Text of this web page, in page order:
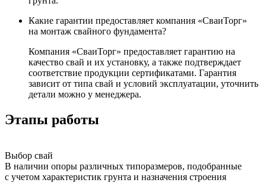
Какие гарантии предоставляет компания «СваиТорг»
на монтаж свайного фундамента?
Компания «СваиТорг» предоставляет гарантию на
качество свай и их установку, а также подтверждает
соответствие продукции сертификатами. Гарантия
зависит от типа свай и условий эксплуатации, уточнить
детали можно у менеджера.
Этапы работы
Выбор свай
В наличии опоры различных типоразмеров, подобранные
с учетом характеристик грунта и назначения строения